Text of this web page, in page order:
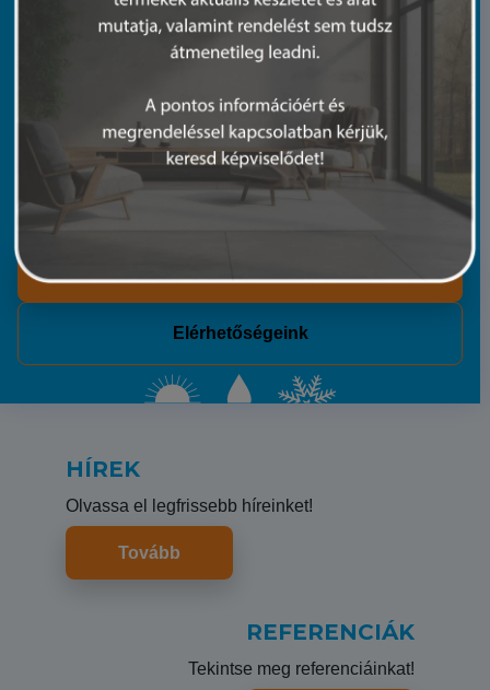
Hatalmas árukészletünkből szinte garantált, hogy a
keresett terméket 24 órán belül eljuttatjuk Hozzád.
20 évnyi tapasztalatunkkal és műszaki hátterünkkel
segítünk. Mindegy, hogy egy split klímáról vagy egy
teljes telephely klímatechnikájáról van szó.
Elérhetőségeink
HÍREK
Olvassa el legfrissebb híreinket!
Tovább
REFERENCIÁK
Tekintse meg referenciáinkat!